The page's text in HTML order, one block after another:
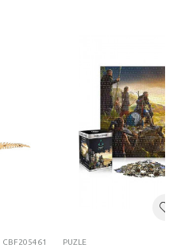
CBF205461 PUZLE